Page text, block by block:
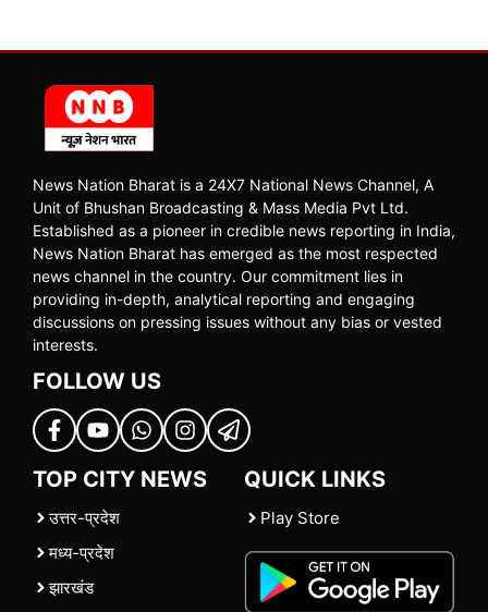
News Nation Bharat is a 24X7 National News Channel, A
Unit of Bhushan Broadcasting & Mass Media Pvt Ltd.
Established as a pioneer in credible news reporting in India,
News Nation Bharat has emerged as the most respected
news channel in the country. Our commitment lies in
providing in-depth, analytical reporting and engaging
discussions on pressing issues without any bias or vested
interests.
FOLLOW US
TOP CITY NEWS
उत्तर-प्रदेश
मध्य-प्रदेश
झारखंड
QUICK LINKS
Play Store